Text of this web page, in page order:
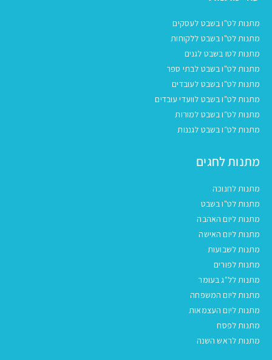
מתנות לט"ו בשבט לעסקים
מתנות לט"ו בשבט ללקוחות
מתנות לטו בשבט לגנים
מתנות לט"ו בשבט לבתי ספר
מתנות לט"ו בשבט לעובדים
מתנות לט"ו בשבט לוועדי עובדים
מתנות לט״ו בשבט למורות
מתנות לט״ו בשבט לגננות
מתנות לחגים
מתנות לחנוכה
מתנות לט"ו בשבט
מתנות ליום האהבה
מתנות ליום האישה
מתנות לשבועות
מתנות לפורים
מתנות לל"ג בעומר
מתנות ליום המשפחה
מתנות ליום העצמאות
מתנות לפסח
מתנות לראש השנה